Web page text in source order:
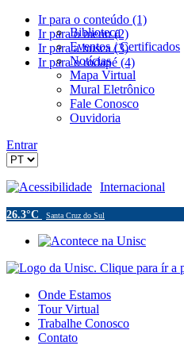
Ir para o conteúdo (1)
Ir para o menu (2)
Ir para a busca (3)
Ir para o rodapé (4)
Biblioteca
Eventos / Certificados
Notícias
Mapa Virtual
Mural Eletrônico
Fale Conosco
Ouvidoria
Entrar
Acessibilidade Internacional
26.3°C Santa Cruz do Sul
Onde Estamos
Tour Virtual
Trabalhe Conosco
Contato